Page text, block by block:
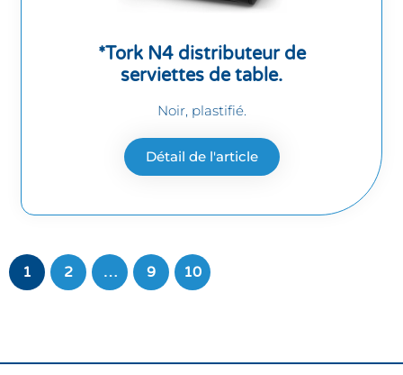
*Tork N4 distributeur de
serviettes de table.
Noir, plastifié.
Détail de l'article
1 2 … 9 10